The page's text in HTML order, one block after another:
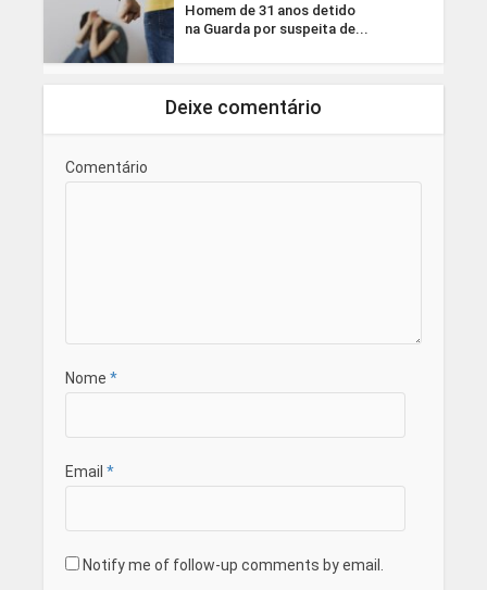
Homem de 31 anos detido
na Guarda por suspeita de...
Deixe comentário
Comentário
Nome *
Email *
Notify me of follow-up comments by email.